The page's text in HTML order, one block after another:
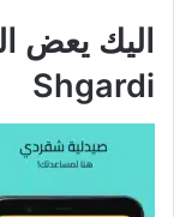
اليك يعض
Shgardi